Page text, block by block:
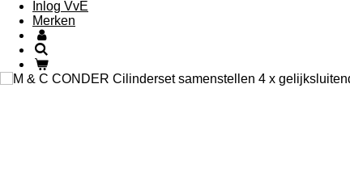
Inlog VvE
Merken